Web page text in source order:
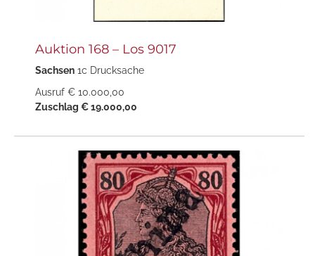
Auktion 168 – Los 9017
Sachsen 1c Drucksache
Ausruf € 10.000,00
Zuschlag € 19.000,00